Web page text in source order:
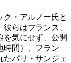
ク・アルノー氏と
らはフランス、
を気にせず、公開
時間）、フラン
たパリ・サンジェ